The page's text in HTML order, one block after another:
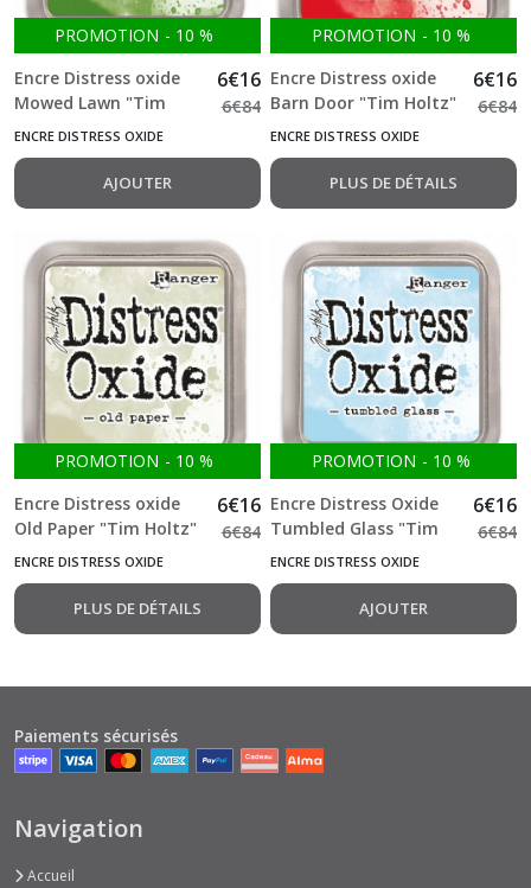
PROMOTION - 10 %
Encre Distress oxide
Mowed Lawn "Tim
Holtz"
6€16
6€84
ENCRE DISTRESS OXIDE
AJOUTER
PROMOTION - 10 %
Encre Distress oxide
Barn Door "Tim Holtz"
6€16
6€84
ENCRE DISTRESS OXIDE
PLUS DE DÉTAILS
PROMOTION - 10 %
Encre Distress oxide
Old Paper "Tim Holtz"
6€16
6€84
ENCRE DISTRESS OXIDE
PLUS DE DÉTAILS
PROMOTION - 10 %
Encre Distress Oxide
Tumbled Glass "Tim
Holtz"
6€16
6€84
ENCRE DISTRESS OXIDE
AJOUTER
Paiements sécurisés
Navigation
Accueil